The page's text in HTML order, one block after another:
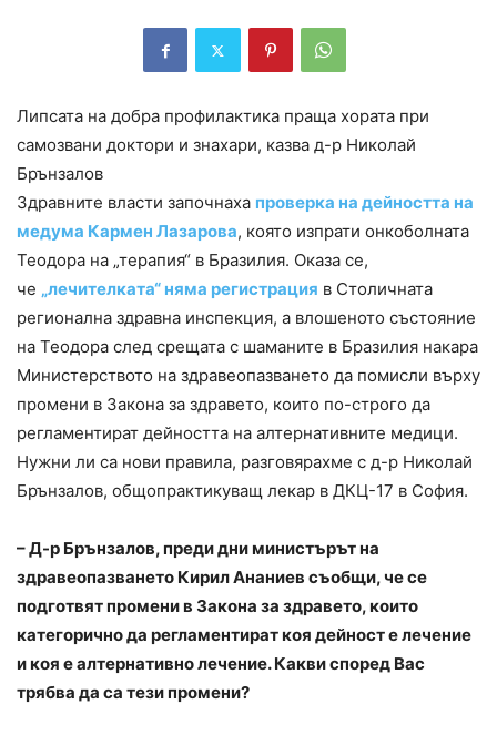
Липсата на добра профилактика праща хората при
самозвани доктори и знахари, казва д-р Николай
Брънзалов
Здравните власти започнаха проверка на дейността на
медума Кармен Лазарова, която изпрати онкоболната
Теодора на „терапия“ в Бразилия. Оказа се,
че „лечителката“ няма регистрация в Столичната
регионална здравна инспекция, а влошеното състояние
на Теодора след срещата с шаманите в Бразилия накара
Министерството на здравеопазването да помисли върху
промени в Закона за здравето, които по-строго да
регламентират дейността на алтернативните медици.
Нужни ли са нови правила, разговярахме с д-р Николай
Брънзалов, общопрактикуващ лекар в ДКЦ-17 в София.
– Д-р Брънзалов, преди дни министърът на
здравеопазването Кирил Ананиев съобщи, че се
подготвят промени в Закона за здравето, които
категорично да регламентират коя дейност е лечение
и коя е алтернативно лечение. Какви според Вас
трябва да са тези промени?